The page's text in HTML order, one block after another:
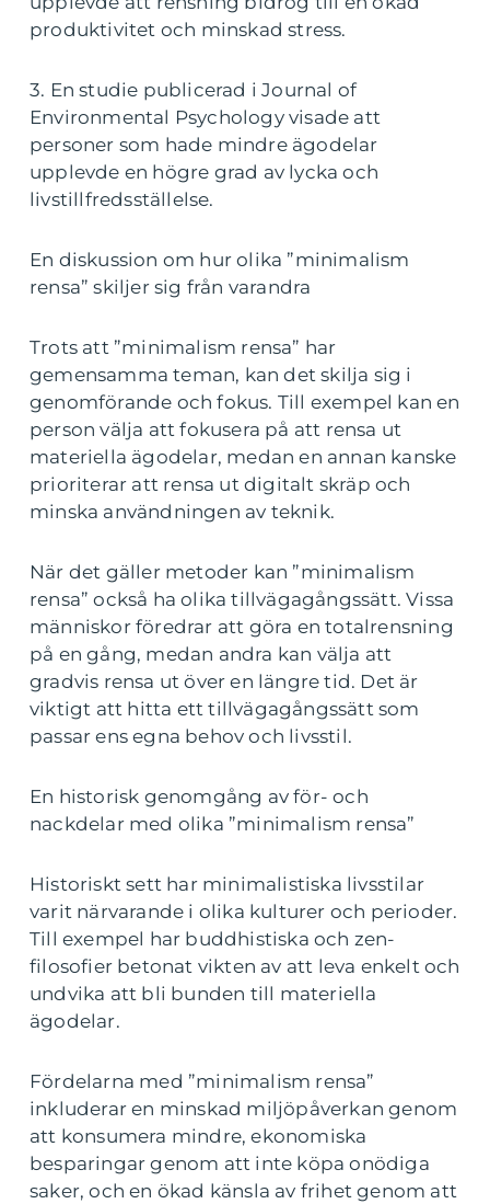
produktivitet och minskad stress.
3. En studie publicerad i Journal of
Environmental Psychology visade att
personer som hade mindre ägodelar
upplevde en högre grad av lycka och
livstillfredsställelse.
En diskussion om hur olika ”minimalism
rensa” skiljer sig från varandra
Trots att ”minimalism rensa” har
gemensamma teman, kan det skilja sig i
genomförande och fokus. Till exempel kan en
person välja att fokusera på att rensa ut
materiella ägodelar, medan en annan kanske
prioriterar att rensa ut digitalt skräp och
minska användningen av teknik.
När det gäller metoder kan ”minimalism
rensa” också ha olika tillvägagångssätt. Vissa
människor föredrar att göra en totalrensning
på en gång, medan andra kan välja att
gradvis rensa ut över en längre tid. Det är
viktigt att hitta ett tillvägagångssätt som
passar ens egna behov och livsstil.
En historisk genomgång av för- och
nackdelar med olika ”minimalism rensa”
Historiskt sett har minimalistiska livsstilar
varit närvarande i olika kulturer och perioder.
Till exempel har buddhistiska och zen-
filosofier betonat vikten av att leva enkelt och
undvika att bli bunden till materiella
ägodelar.
Fördelarna med ”minimalism rensa”
inkluderar en minskad miljöpåverkan genom
att konsumera mindre, ekonomiska
besparingar genom att inte köpa onödiga
saker, och en ökad känsla av frihet genom att